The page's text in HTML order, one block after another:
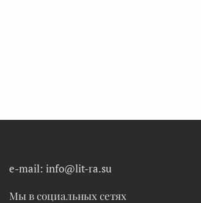
e-mail: info@lit-ra.su
Мы в социальных сетях